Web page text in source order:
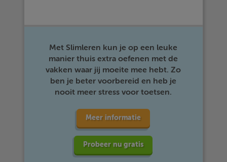
Met Slimleren kun je op een leuke
manier thuis extra oefenen met de
vakken waar jij moeite mee hebt. Zo
ben je beter voorbereid en heb je
nooit meer stress voor toetsen.
Meer informatie
Probeer nu gratis